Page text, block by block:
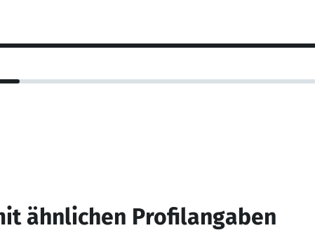
ähnlichen Profilangaben